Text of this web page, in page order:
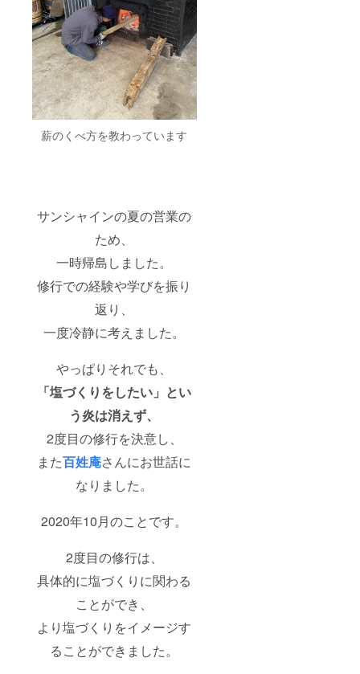
薪のくべ方を教わっています
サンシャインの夏の営業の
ため、
一時帰島しました。
修行での経験や学びを振り
返り、
一度冷静に考えました。
やっぱりそれでも、
「塩づくりをしたい」とい
う炎は消えず、
2度目の修行を決意し、
また百姓庵さんにお世話に
なりました。
2020年10月のことです。
2度目の修行は、
具体的に塩づくりに関わる
ことができ、
より塩づくりをイメージす
ることができました。